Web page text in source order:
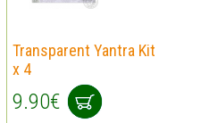
Transparent Yantra Kit
x 4
9.90€